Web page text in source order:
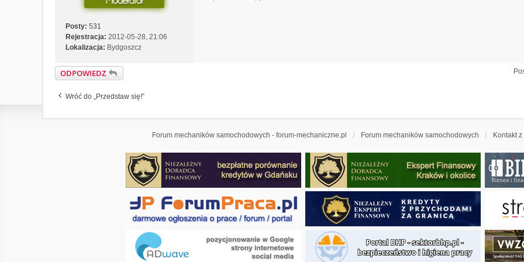
Posty: 531
Rejestracja: 2012-05-28, 21:06
Lokalizacja: Bydgoszcz
ODPOWIEDZ
Wróć do „Przedstaw się!”
Forum mechaników samochodowych - forum-mechaniczne.pl Forum mechaników samochodowych Kontakt